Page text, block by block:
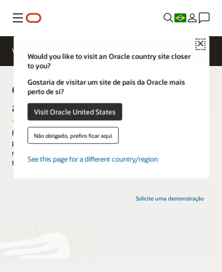
Menu
Close
Would you like to visit an Oracle country site closer
to you?
Gostaria de visitar um site de país da Oracle mais
perto de si?
Visit Oracle United States
Não obrigado, prefiro ficar aqui
See this page for a different country/region
Visão geral
Solicite uma demonstração
Oracle Digital Assistant for ERP
and SCM
Faça o trabalho mais rapidamente com respostas instantâneas a
perguntas, recomendações para as próximas etapas e análise
rápida de tarefas críticas. Acesse informações em tempo real em
todos os aplicativos e leve os negócios adiante.